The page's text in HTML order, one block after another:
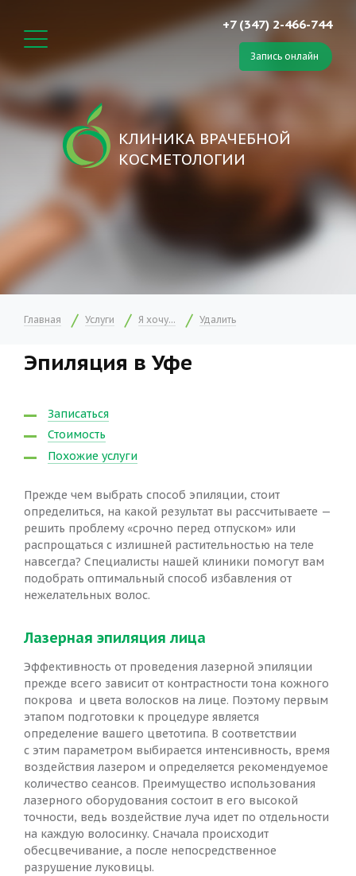
+7 (347) 2-466-744
Запись онлайн
КЛИНИКА ВРАЧЕБНОЙ
КОСМЕТОЛОГИИ
Главная Услуги Я хочу... Удалить
Эпиляция в Уфе
Записаться
Стоимость
Похожие услуги
Прежде чем выбрать способ эпиляции, стоит
определиться, на какой результат вы рассчитываете —
решить проблему «срочно перед отпуском» или
распрощаться с излишней растительностью на теле
навсегда? Специалисты нашей клиники помогут вам
подобрать оптимальный способ избавления от
нежелательных волос.
Лазерная эпиляция лица
Эффективность от проведения лазерной эпиляции
прежде всего зависит от контрастности тона кожного
покрова и цвета волосков на лице. Поэтому первым
этапом подготовки к процедуре является
определение вашего цветотипа. В соответствии
с этим параметром выбирается интенсивность, время
воздействия лазером и определяется рекомендуемое
количество сеансов. Преимущество использования
лазерного оборудования состоит в его высокой
точности, ведь воздействие луча идет по отдельности
на каждую волосинку. Сначала происходит
обесцвечивание, а после непосредственное
разрушение луковицы.